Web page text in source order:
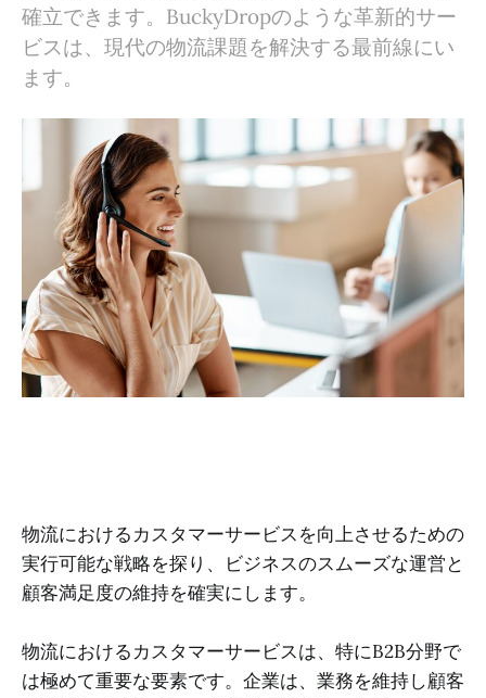
パフォーマンスの監視と測定
まとめ
確立できます。BuckyDropのような革新的サー
ビスは、現代の物流課題を解決する最前線にい
ます。
物流におけるカスタマーサービスを向上させるための
実行可能な戦略を探り、ビジネスのスムーズな運営と
顧客満足度の維持を確実にします。
物流におけるカスタマーサービスは、特にB2B分野で
は極めて重要な要素です。企業は、業務を維持し顧客